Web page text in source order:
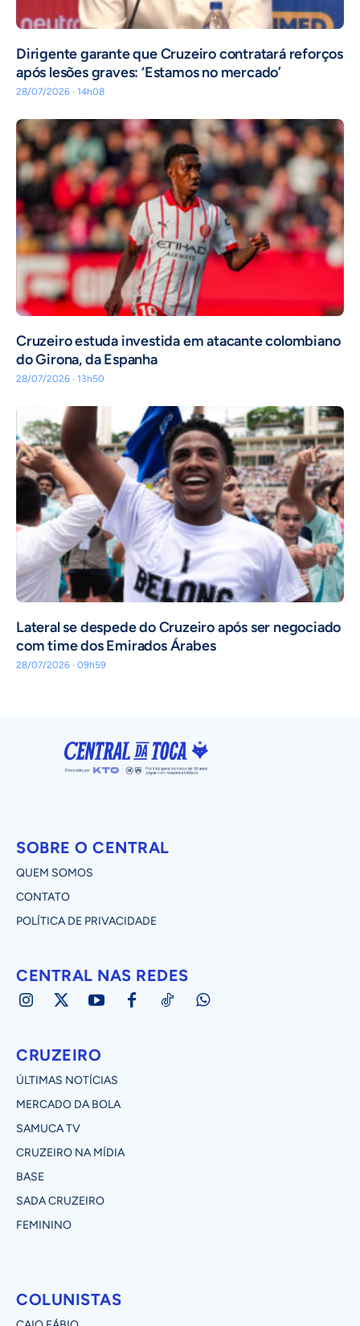
Dirigente garante que Cruzeiro contratará reforços
após lesões graves: ‘Estamos no mercado’
28/07/2026 · 14h08
Cruzeiro estuda investida em atacante colombiano
do Girona, da Espanha
28/07/2026 · 13h50
Lateral se despede do Cruzeiro após ser negociado
com time dos Emirados Árabes
28/07/2026 · 09h59
SOBRE O CENTRAL
QUEM SOMOS
CONTATO
POLÍTICA DE PRIVACIDADE
CENTRAL NAS REDES
CRUZEIRO
ÚLTIMAS NOTÍCIAS
MERCADO DA BOLA
SAMUCA TV
CRUZEIRO NA MÍDIA
BASE
SADA CRUZEIRO
FEMININO
COLUNISTAS